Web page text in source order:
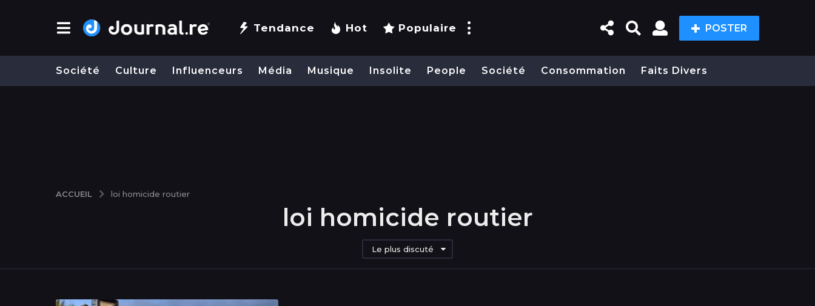
Tendance Hot Populaire POSTER
Société Culture Influenceurs Média Musique Insolite People Société Consommation Faits Divers
ACCUEIL loi homicide routier
loi homicide routier
Le plus discuté